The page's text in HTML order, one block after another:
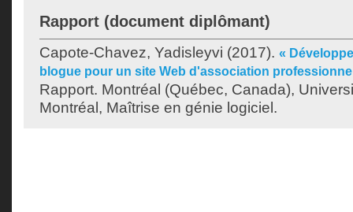
Rapport (document diplômant)
Capote-Chavez, Yadisleyvi (2017). «
blogue pour un site Web d'association
Rapport. Montréal (Québec, Canada),
Montréal, Maîtrise en génie logiciel.